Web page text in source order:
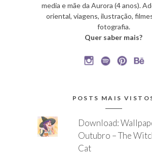
media e mãe da Aurora (4 anos).
oriental, viagens, ilustração,
fotografia.
Quer saber mais?
POSTS MAIS
Download:
Outubro – The
Cat